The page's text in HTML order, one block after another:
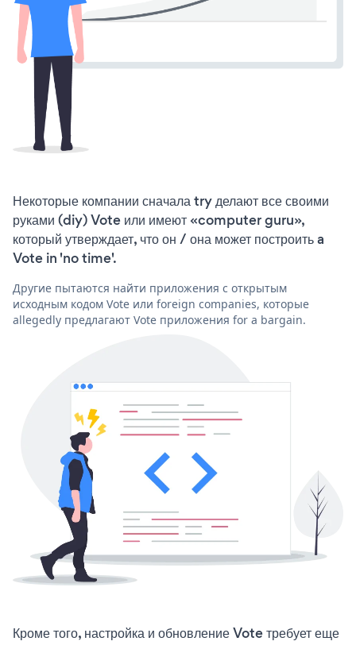
Некоторые компании сначала try делают все своими
руками (diy) Vote или имеют «computer guru»,
который утверждает, что он / она может построить a
Vote in 'no time'.
Другие пытаются найти приложения с открытым
исходным кодом Vote или foreign companies, которые
allegedly предлагают Vote приложения for a bargain.
Кроме того, настройка и обновление Vote требует еще